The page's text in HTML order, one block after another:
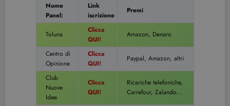
Nome
Panel:
Link
iscrizione
Premi
Toluna
Clicca
QUI!
Amazon, Denaro
Centro di
Opinione
Clicca
QUI!
Paypal, Amazon, altri
Club
Nuove
Idee
Clicca
QUI!
Ricariche telefoniche,
Carrefour, Zalando...